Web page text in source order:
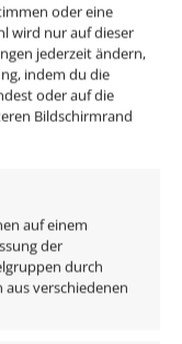
oder eine
wird nur auf dieser
jederzeit ändern,
indem du die
oder auf die
Bildschirmrand
auf einem
der
durch
verschiedenen
| 120° Milchglas
| matt weiß
ab172,00€